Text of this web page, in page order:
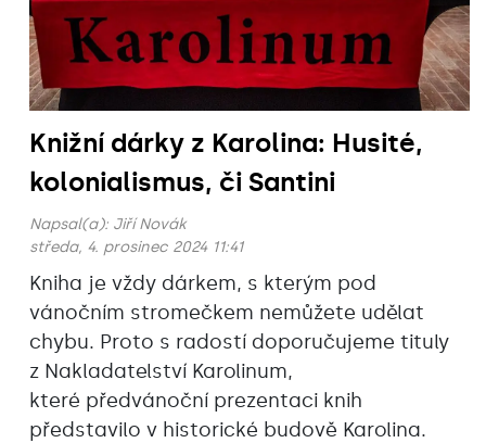
Knižní dárky z Karolina: Husité,
kolonialismus, či Santini
Napsal(a): Jiří Novák
středa, 4. prosinec 2024 11:41
Kniha je vždy dárkem, s kterým pod
vánočním stromečkem nemůžete udělat
chybu. Proto s radostí doporučujeme tituly
z Nakladatelství Karolinum,
které předvánoční prezentaci knih
představilo v historické budově Karolina.